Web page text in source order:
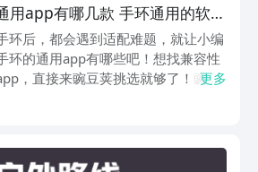
用app有哪几款 手环通用的软件
环后，都会遇到适配难题，就让小编
环的通用app有哪些吧！想找兼容性
，直接来豌豆荚挑选就够了！豌豆
应用商店，整合了全网优质应用资
更多